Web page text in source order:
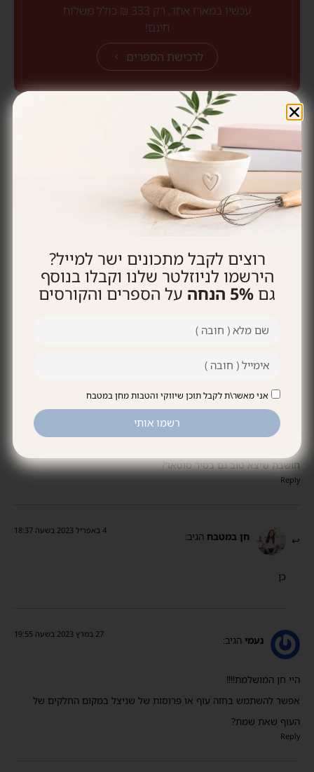
עכשיו במארז אחד, רק 333 ₪ כולל משלוח
חינם!
לרכישת הספרים
הכנתם? שתפו באינסטגרם ותייגו
@heninthekitchen
פוקצ'ה עבה ואוורירית
תגובות ישנות
תגובות חדשות
חושבת שיצא טוב גם בסיר סוטאז'?
Reply
חן במטבח הגיב:
4 באפריל 2023 בשעה 18:37
כן
נעמי הגיב:
27 במרץ 2023 בשעה 19:55
היי חן המושלמת!!!!
אפשר להשתמש בחזה עוף או פרוסות של שניצל במקום החלקים של
העוף שאת שמת?
Reply
רוצים לקבל מתכונים ישר למייל?
הירשמו לניוזלטר שלנו וקבלו בנוסף
גם על הספרים והקורסים
אני מאשר\ת לקבל תוכן שיווקי והטבות מחן במטבח
רשמו אותי